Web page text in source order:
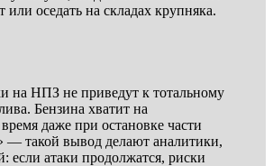
или оседать на складах крупняка.
на НПЗ не приведут к тотальному
Бензина хватит на
даже при остановке части
— такой вывод делают аналитики,
если атаки продолжатся, риски